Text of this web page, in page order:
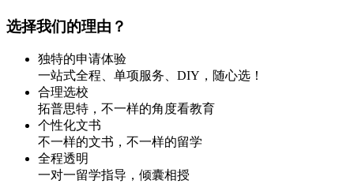
选择我们的理由？
独特的申请体验
一站式全程、单项服务、DIY，随心选！
合理选校
拓普思特，不一样的角度看教育
个性化文书
不一样的文书，不一样的留学
全程透明
一对一留学指导，倾囊相授